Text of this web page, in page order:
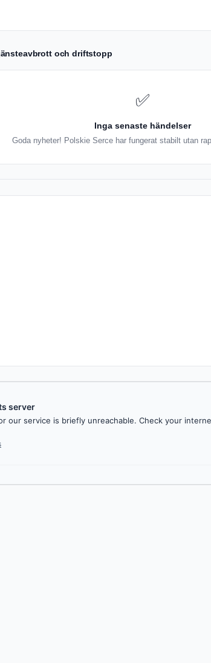
och driftstopp
✅
Inga senaste händelser
Goda nyheter! Polskie Serce har fungerat stabilt utan
server
our service is briefly unreachable. Check your